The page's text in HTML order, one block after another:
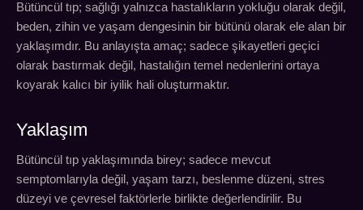
Bütüncül tıp; sağlığı yalnızca hastalıkların yokluğu olarak değil,
beden, zihin ve yaşam dengesinin bir bütünü olarak ele alan bir
yaklaşımdır. Bu anlayışta amaç; sadece şikayetleri geçici
olarak bastırmak değil, hastalığın temel nedenlerini ortaya
koyarak kalıcı bir iyilik hali oluşturmaktır.
Yaklaşım
Bütüncül tıp yaklaşımında birey; sadece mevcut
semptomlarıyla değil, yaşam tarzı, beslenme düzeni, stres
düzeyi ve çevresel faktörlerle birlikte değerlendirilir. Bu